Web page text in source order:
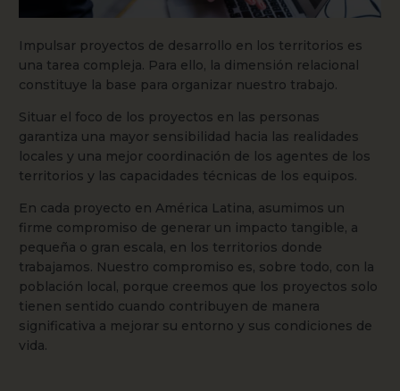
Impulsar proyectos de desarrollo en los territorios es
una tarea compleja. Para ello, la dimensión relacional
constituye la base para organizar nuestro trabajo.
Situar el foco de los proyectos en las personas
garantiza una mayor sensibilidad hacia las realidades
locales y una mejor coordinación de los agentes de los
territorios y las capacidades técnicas de los equipos.
En cada proyecto en América Latina, asumimos un
firme compromiso de generar un impacto tangible, a
pequeña o gran escala, en los territorios donde
trabajamos. Nuestro compromiso es, sobre todo, con la
población local, porque creemos que los proyectos solo
tienen sentido cuando contribuyen de manera
significativa a mejorar su entorno y sus condiciones de
vida.